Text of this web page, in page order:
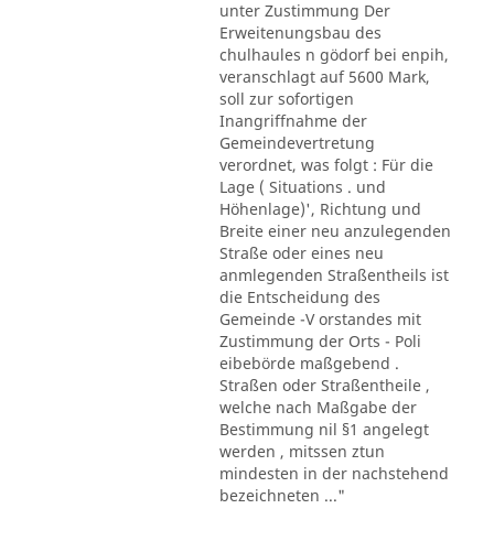
unter Zustimmung Der
Erweitenungsbau des
chulhaules n gödorf bei enpih,
veranschlagt auf 5600 Mark,
soll zur sofortigen
Inangriffnahme der
Gemeindevertretung
verordnet, was folgt : Für die
Lage ( Situations . und
Höhenlage)', Richtung und
Breite einer neu anzulegenden
Straße oder eines neu
anmlegenden Straßentheils ist
die Entscheidung des
Gemeinde -V orstandes mit
Zustimmung der Orts - Poli
eibebörde maßgebend .
Straßen oder Straßentheile ,
welche nach Maßgabe der
Bestimmung nil §1 angelegt
werden , mitssen ztun
mindesten in der nachstehend
bezeichneten ..."